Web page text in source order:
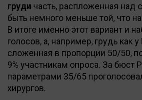
груди часть, распложенная над
быть немного меньше той, что
В итоге именно этот вариант и
голосов, а, например, грудь как
сложенная в пропорции 50/50,
9% участникам опроса. За бюст
параметрами 35/65
хирургов.